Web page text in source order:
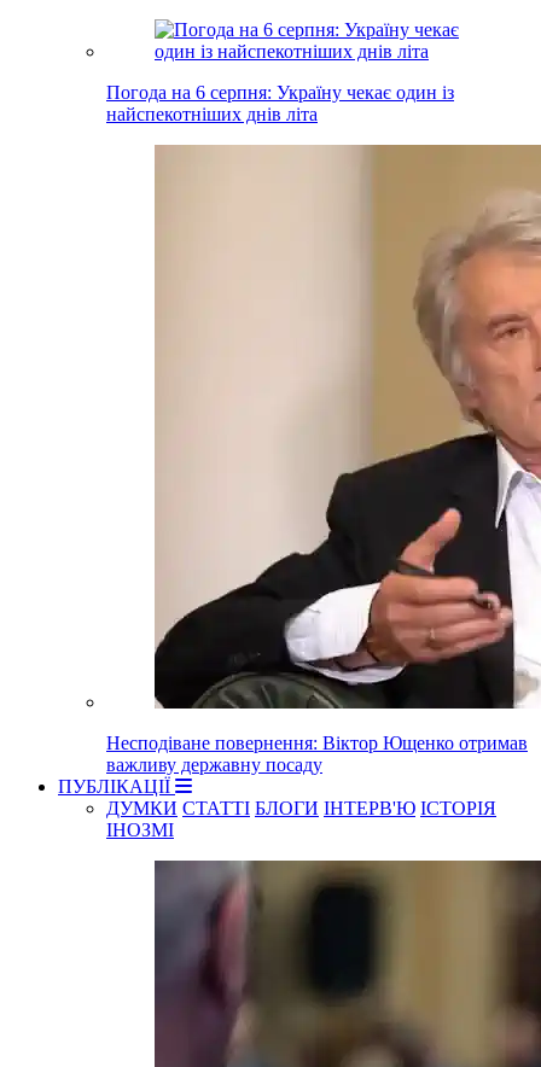
Погода на 6 серпня: Україну чекає один із
найспекотніших днів літа
Несподіване повернення: Віктор Ющенко отримав
важливу державну посаду
ПУБЛІКАЦІЇ
ДУМКИ СТАТТІ БЛОГИ ІНТЕРВ'Ю ІСТОРІЯ
ІНОЗМІ